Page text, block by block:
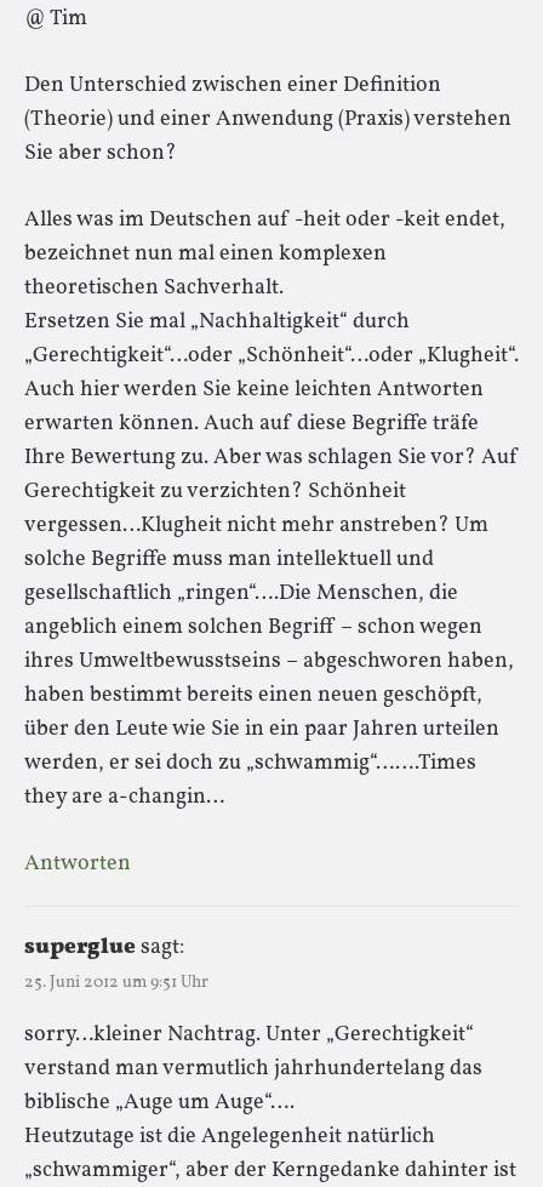
@ Tim
Den Unterschied zwischen einer Definition
(Theorie) und einer Anwendung (Praxis) verstehen
Sie aber schon?
Alles was im Deutschen auf -heit oder -keit endet,
bezeichnet nun mal einen komplexen
theoretischen Sachverhalt.
Ersetzen Sie mal „Nachhaltigkeit“ durch
„Gerechtigkeit“…oder „Schönheit“…oder „Klugheit“.
Auch hier werden Sie keine leichten Antworten
erwarten können. Auch auf diese Begriffe träfe
Ihre Bewertung zu. Aber was schlagen Sie vor? Auf
Gerechtigkeit zu verzichten? Schönheit
vergessen…Klugheit nicht mehr anstreben? Um
solche Begriffe muss man intellektuell und
gesellschaftlich „ringen“….Die Menschen, die
angeblich einem solchen Begriff – schon wegen
ihres Umweltbewusstseins – abgeschworen haben,
haben bestimmt bereits einen neuen geschöpft,
über den Leute wie Sie in ein paar Jahren urteilen
werden, er sei doch zu „schwammig“…….Times
they are a-changin…
Antworten
supergluesagt:
25. Juni 2012 um 9:51 Uhr
sorry…kleiner Nachtrag. Unter „Gerechtigkeit“
verstand man vermutlich jahrhundertelang das
biblische „Auge um Auge“….
Heutzutage ist die Angelegenheit natürlich
„schwammiger“, aber der Kerngedanke dahinter ist